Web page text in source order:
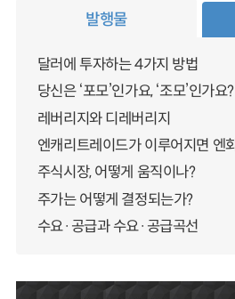
발행물
달러에 투자하는 4가지 방법
당신은 ‘포모’인가요, ‘조모’인가요?
레버리지와 디레버리지
주식시장, 어떻게 움직이나?
주가는 어떻게 결정되는가?
수요·공급과 수요·공급곡선